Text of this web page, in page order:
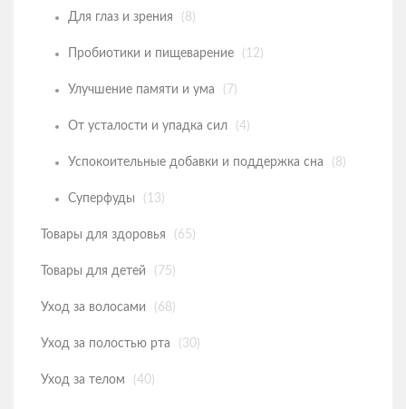
Для глаз и зрения (8)
Пробиотики и пищеварение (12)
Улучшение памяти и ума (7)
От усталости и упадка сил (4)
Успокоительные добавки и поддержка сна (8)
Суперфуды (13)
Товары для здоровья (65)
Товары для детей (75)
Уход за волосами (68)
Уход за полостью рта (30)
Уход за телом (40)